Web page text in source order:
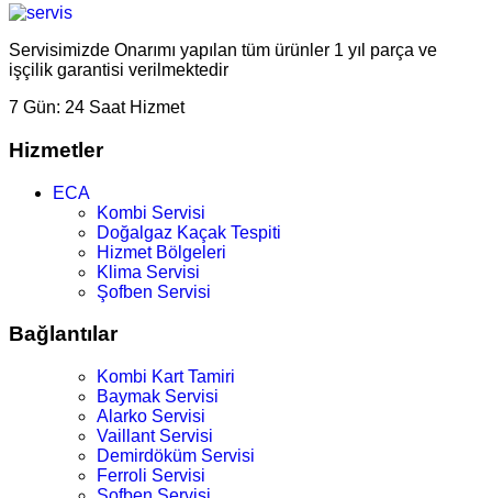
Servisimizde Onarımı yapılan tüm ürünler 1 yıl parça ve
işçilik garantisi verilmektedir
7 Gün: 24 Saat Hizmet
Hizmetler
ECA
Kombi Servisi
Doğalgaz Kaçak Tespiti
Hizmet Bölgeleri
Klima Servisi
Şofben Servisi
Bağlantılar
Kombi Kart Tamiri
Baymak Servisi
Alarko Servisi
Vaillant Servisi
Demirdöküm Servisi
Ferroli Servisi